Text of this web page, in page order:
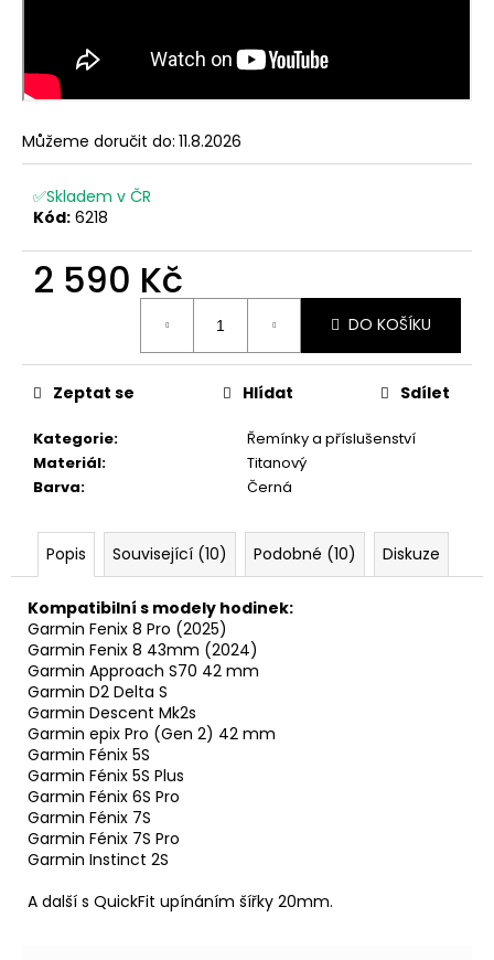
Můžeme doručit do: 11.8.2026
✅Skladem v ČR
Kód: 6218
2 590 Kč
DO KOŠÍKU
Kategorie:
Řemínky a příslušenství
Materiál:
Titanový
Barva: Černá
Zeptat se Hlídat Sdílet
Popis Související (10) Podobné (10) Diskuze
Kompatibilní s modely hodinek:
Garmin Fenix 8 Pro (2025)
Garmin Fenix 8 43mm (2024)
Garmin Approach S70 42 mm
Garmin D2 Delta S
Garmin Descent Mk2s
Garmin epix Pro (Gen 2) 42 mm
Garmin Fénix 5S
Garmin Fénix 5S Plus
Garmin Fénix 6S Pro
Garmin Fénix 7S
Garmin Fénix 7S Pro
Garmin Instinct 2S
A další s QuickFit upínáním šířky 20mm.